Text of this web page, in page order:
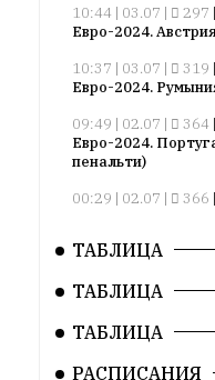
душой.
Редакция
авторские
искажает
10:44 | 03.07 |
297 |
Евро-2024.
10:37 | 03.07 |
319 |
Евро-2024.
09:49 | 02.07 |
364 |
Евро-2024.
пенальти)
00:29 | 02.07 |
366 |
10:52 | 27.06 |
363
Евро-2024. Чехия
09:44 | 27.06 | 268
ТАБЛИЦА
ТАБЛИЦА
ТАБЛИЦА
РАСПИСАНИЯ